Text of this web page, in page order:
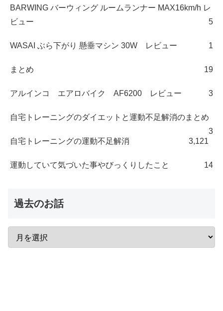
BARWING バーウィング ルームランナー MAX16km/h レ
ビュー
5
WASAI ぶら下がり 懸垂マシン 30W レビュー 1
まとめ 19
アルインコ エアロバイク AF6200 レビュー 3
自宅トレーニングのダイエットと運動不足解消のまとめ
3
自宅トレーニングの運動不足解消
3,121
運動していて気づいた事やびっくりしたこと 14
過去のお話